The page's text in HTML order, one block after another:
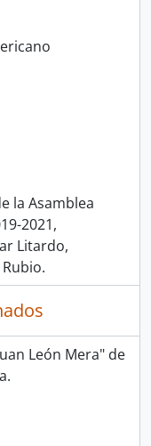
la Asamblea
2021,
Litardo,
León Mera" de